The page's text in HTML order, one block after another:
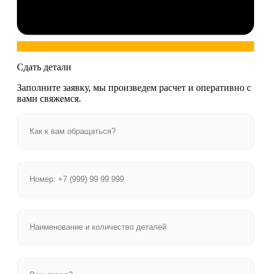
Сдать детали
Заполните заявку, мы произведем расчет и оперативно с
вами свяжемся.